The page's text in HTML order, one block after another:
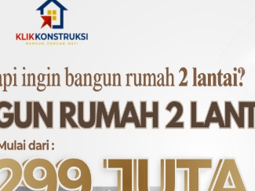
Harga Kompetitif
kisaran harga, misalnya:
(harga mulai dari)
mewah
Terjaga
terjamin, misalnya: